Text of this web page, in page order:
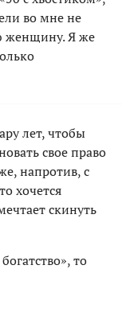
во мне не
женщину. Я же
лет, чтобы
свое право
напротив, с
хочется
скинуть
то